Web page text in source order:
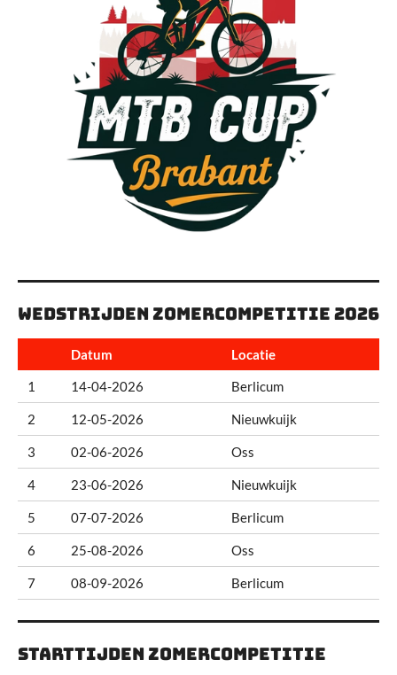
Wedstrijden Zomercompetitie 2026
Datum
Locatie
1
14-04-2026 Berlicum
2 12-05-2026 Nieuwkuijk
3 02-06-2026 Oss
4 23-06-2026 Nieuwkuijk
5 07-07-2026 Berlicum
6 25-08-2026 Oss
7 08-09-2026 Berlicum
Starttijden Zomercompetitie